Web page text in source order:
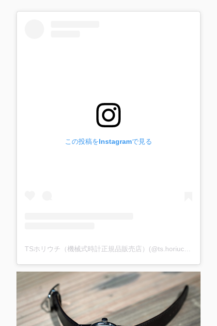
この投稿をInstagramで見る
TSホリウチ（機械式時計正規品販売店）(@ts.horiuchi)がシェアした投稿